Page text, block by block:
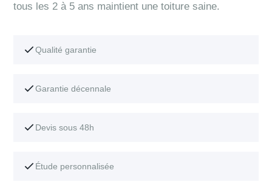
tous les 2 à 5 ans maintient une toiture saine.
Qualité garantie
Garantie décennale
Devis sous 48h
Étude personnalisée